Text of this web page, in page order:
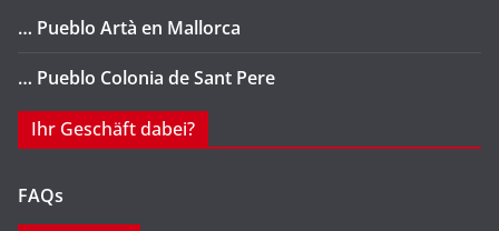
… Pueblo Artà en Mallorca
… Pueblo Colonia de Sant Pere
Ihr Geschäft dabei?
FAQs